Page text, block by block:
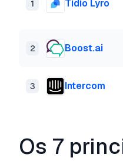
1 Tidio Lyro
2 Boost.ai
3 Intercom
Os 7